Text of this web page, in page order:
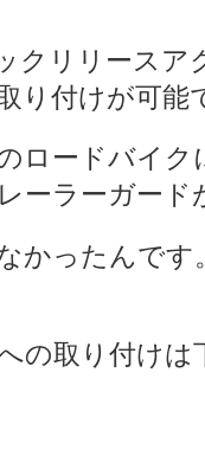
クリリースア
り付けが可能
ロードバイ
ーラーガード
かったんで
の取り付けは